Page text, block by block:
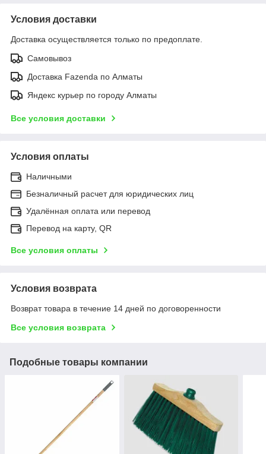
Условия доставки
Доставка осуществляется только по предоплате.
Самовывоз
Доставка Fazenda по Алматы
Яндекс курьер по городу Алматы
Все условия доставки
Условия оплаты
Наличными
Безналичный расчет для юридических лиц
Удалённая оплата или перевод
Перевод на карту, QR
Все условия оплаты
Условия возврата
Возврат товара в течение 14 дней по договоренности
Все условия возврата
Подобные товары компании